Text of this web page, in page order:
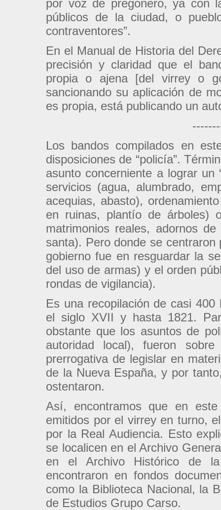
por voz de pregonero, ya con
públicos de la ciudad, o
contraventores”.
En el Manual de Historia del
precisión y claridad que el
propia o ajena [del virrey o
sancionando su aplicación de
es propia, está publicando un
Los bandos compilados en
disposiciones de “policía”.
asunto concerniente a lograr un
servicios (agua, alumbrado,
acequias, abasto),
en ruinas, plantío de árboles)
matrimonios reales, adornos
santa). Pero donde se
gobierno fue en resguardar la
del uso de armas) y el orden
rondas de vigilancia).
Es una recopilación de casi
el siglo XVII y hasta 1821.
obstante que los asuntos de
autoridad local), fueron
prerrogativa de legislar en
de la Nueva España, y por
ostentaron.
Así, encontramos que en
emitidos por el virrey en turno,
por la Real Audiencia. Esto
se localicen en el Archivo
en el Archivo Histórico de
encontraron en fondos
como la Biblioteca Nacional, la
de Estudios Grupo Carso.